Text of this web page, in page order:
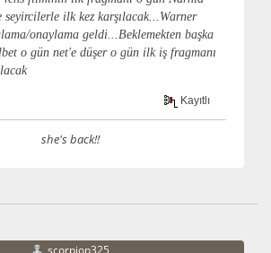
seyircilerle ilk kez karşılacak...Warner
onaylama geldi...Beklemekten başka
o gün net'e düşer o gün ilk iş fragmanı
Kayıtlı
she's back!!
scorpion325